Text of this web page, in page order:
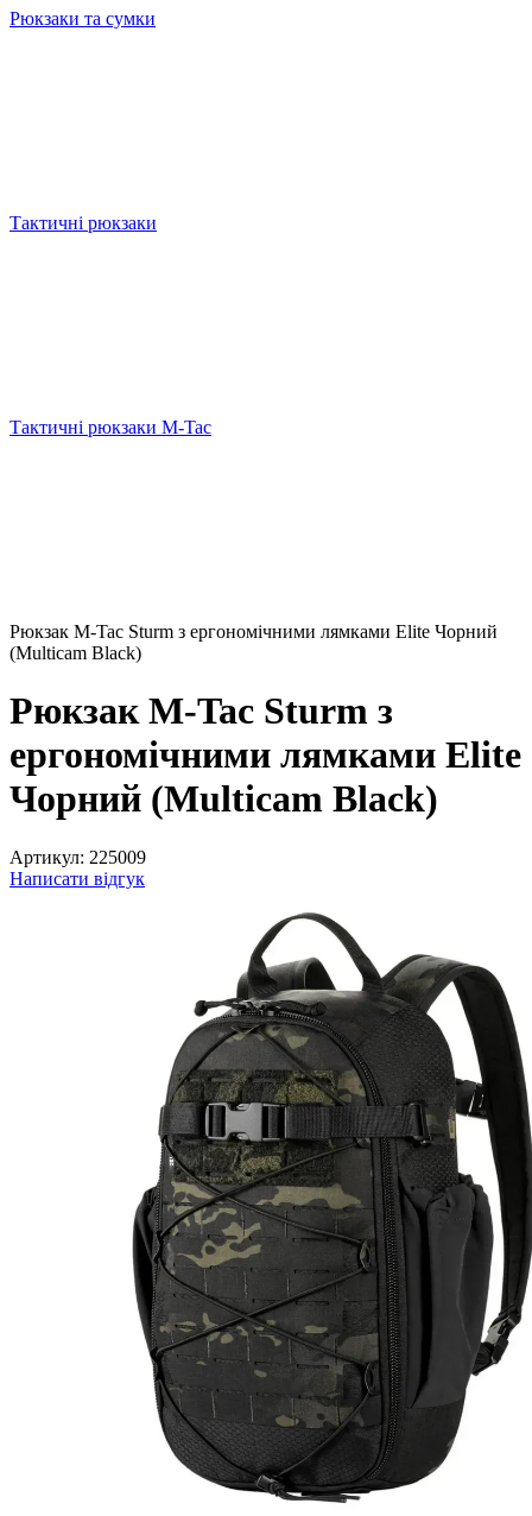
Рюкзаки та сумки
Тактичні рюкзаки
Тактичні рюкзаки M-Tac
Рюкзак M-Tac Sturm з ергономічними лямками Elite Чорний
(Multicam Black)
Рюкзак M-Tac Sturm з
ергономічними лямками Elite
Чорний (Multicam Black)
Артикул: 225009
Написати відгук